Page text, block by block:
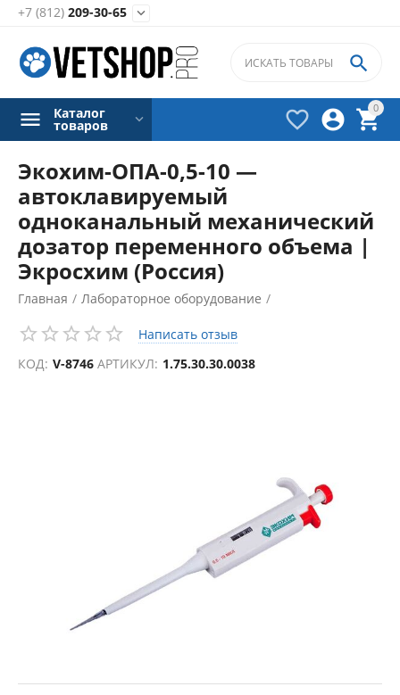
+7 (812) 209-30-65 
0




Каталог
товаров
Экохим-ОПА-0,5-10 —
автоклавируемый
одноканальный механический
дозатор переменного объема |
Экросхим (Россия)
Главная / Лабораторное оборудование /
Дозаторы лабораторные /
Написать отзыв
КОД: V-8746 АРТИКУЛ: 1.75.30.30.0038